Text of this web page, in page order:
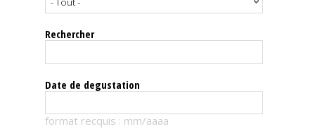
Le
magazine
Télécharger
Rechercher
Date de degustation
format recquis : mm/aaaa